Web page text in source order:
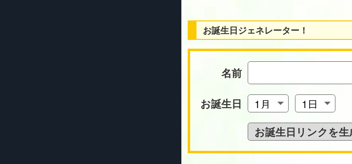
お誕生日ジェネレーター！
名前
お誕生日